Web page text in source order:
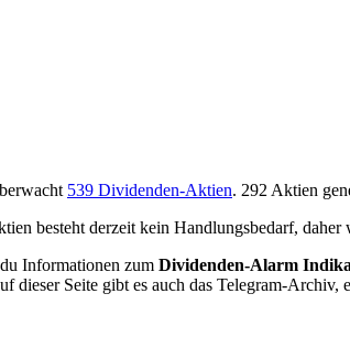
539 Dividenden-Aktien. 292 Aktien
besteht derzeit kein Handlungsbedarf, daher
Informationen zum Dividenden-Alarm
dieser Seite gibt es auch das Telegram-Archiv,